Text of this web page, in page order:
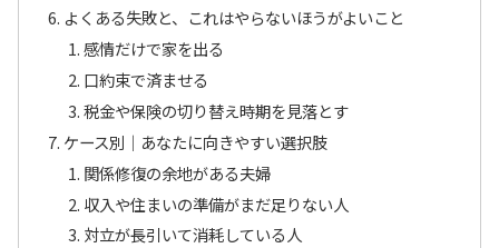
よくある失敗と、これはやらないほうがよいこと
感情だけで家を出る
口約束で済ませる
税金や保険の切り替え時期を見落とす
ケース別｜あなたに向きやすい選択肢
関係修復の余地がある夫婦
収入や住まいの準備がまだ足りない人
対立が長引いて消耗している人